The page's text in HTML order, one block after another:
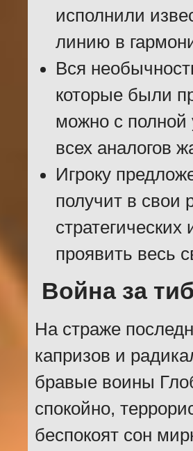
исполнили
линию в
Вся
которые были
можно с полной
всех аналогов
Игроку
получит в свои
проявить весь
Война за
На страже
капризов и
бравые воины
спокойно,
беспокоят сон